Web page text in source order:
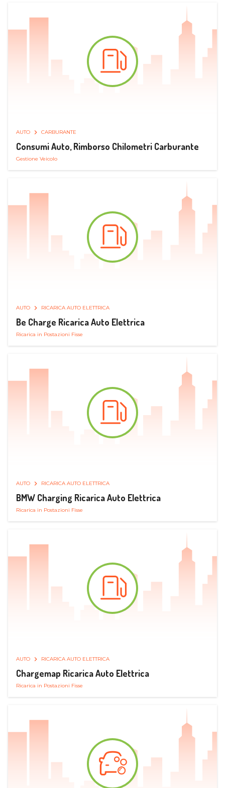
AUTO CARBURANTE
Consumi Auto, Rimborso Chilometri Carburante
Gestione Veicolo
AUTO RICARICA AUTO ELETTRICA
Be Charge Ricarica Auto Elettrica
Ricarica in Postazioni Fisse
AUTO RICARICA AUTO ELETTRICA
BMW Charging Ricarica Auto Elettrica
Ricarica in Postazioni Fisse
AUTO RICARICA AUTO ELETTRICA
Chargemap Ricarica Auto Elettrica
Ricarica in Postazioni Fisse